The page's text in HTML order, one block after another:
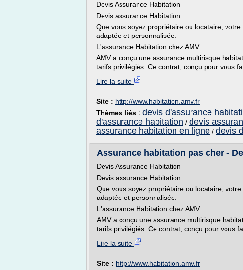
Devis Assurance Habitation
Devis assurance Habitation
Que vous soyez propriétaire ou locataire,
adaptée et personnalisée.
L'assurance Habitation chez AMV
AMV a conçu une assurance multirisque
tarifs privilégiés. Ce contrat, conçu pour vous
Lire la suite
Site : http://www.habitation.amv.fr
Thèmes liés : devis d'assurance
d'assurance habitation / devis
assurance habitation en ligne / devis
Assurance habitation pas cher -
Devis Assurance Habitation
Devis assurance Habitation
Que vous soyez propriétaire ou locataire,
adaptée et personnalisée.
L'assurance Habitation chez AMV
AMV a conçu une assurance multirisque
tarifs privilégiés. Ce contrat, conçu pour vous
Lire la suite
Site : http://www.habitation.amv.fr